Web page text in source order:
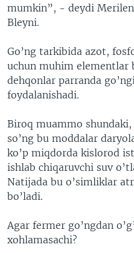
mumkin”, - deydi
Bleyni.
Go’ng tarkibida azot,
uchun muhim elementlar
dehqonlar parranda
foydalanishadi.
Biroq muammo
so’ng bu moddalar
ko’p miqdorda kislorod
ishlab chiqaruvchi suv
Natijada bu o’simliklar
bo’ladi.
Agar fermer go’ngdan
xohlamasachi?